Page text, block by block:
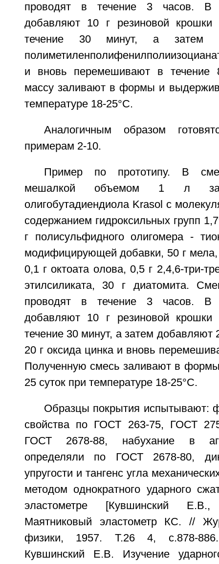
проводят в течение 3 часов. В
добавляют 10 г резиновой
течение 30 минут, а затем
и вновь перемешивают в течение
массу заливают в формы и
температуре 18-25°C.
Аналогичным образом
примерам 2-10.
Пример по прототипу. В
мешалкой объемом 1 л
олигобутадиендиола Krasol с
содержанием гидроксильных групп
г полисульфидного олигомера -
модифицирующей добавки, 50 г мела,
0,1 г октоата олова, 0,5 г 2,4,6-три-
этилсиликата, 30 г диатомита.
проводят в течение 3 часов. В
добавляют 10 г резиновой
течение 30 минут, а затем добавляют
20 г оксида цинка и вновь
Полученную смесь заливают в
25 суток при температуре 18-25°C.
Образцы покрытия испытывают:
свойства по ГОСТ 263-75, ГОСТ
ГОСТ 2678-88, набухание в
определяли по ГОСТ 2678-80,
упругости и тангенс угла
методом однократного ударного
эластометре [Кувшинский
Маятниковый эластометр КС. //
физики, 1957. Т.26 4, с.878-
Кувшинский Е.В. Изучение